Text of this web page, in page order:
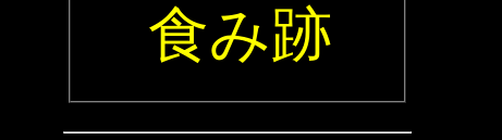
食み跡